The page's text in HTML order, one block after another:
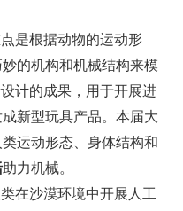
是根据动物的运动形
的机构和机械结构来模
计的成果，用于开展进
新型玩具产品。本届大
运动形态、身体结构和
助力机械。
在沙漠环境中开展 人工